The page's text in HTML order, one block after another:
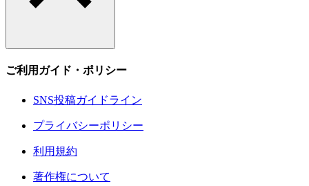
ご利用ガイド・ポリシー
SNS投稿ガイドライン
プライバシーポリシー
利用規約
著作権について